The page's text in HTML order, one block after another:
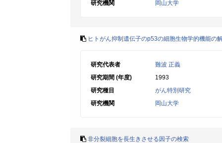
研究機関 岡山大学
ヒトがん抑制遺伝子のp53の細胞生物学的機能の
研究代表者
難波 正義
研究期間 (年度)
1993
研究種目
がん特別研究
研究機関
岡山大学
非分裂細胞を長生きさせる因子の検索